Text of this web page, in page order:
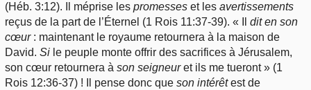
(Héb. 3:12). Il méprise les promesses et les avertissements
reçus de la part de l’Éternel (1 Rois 11:37-39). « Il diten son
cœur: maintenant le royaume retournera à la maison de
David. Si le peuple monte offrir des sacrifices à Jérusalem,
son cœur retournera à son seigneuret ils me tueront » (1
Rois 12:36-37) ! Il pense donc que son intérêtest de